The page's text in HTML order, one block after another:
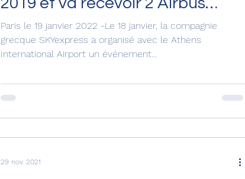
A321neo
Paris le 19 janvier 2022 -Le 18 janvier, la compagnie
grecque SKYexpress a organisé avec le Athens
International Airport un événement...
29 nov. 2021